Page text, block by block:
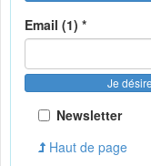
Email (1) *
Je
Newsletter
Haut de page